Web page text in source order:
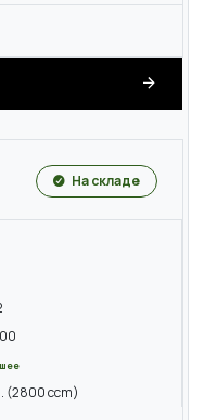
На складе
(2800 ccm)